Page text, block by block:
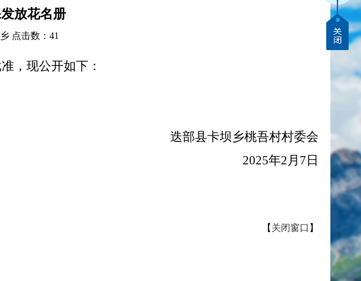
放花名册
点击数： 41
，现公开如下：
迭部县卡坝乡桃吾村村委会
2025年2月7日
【 关闭窗口 】